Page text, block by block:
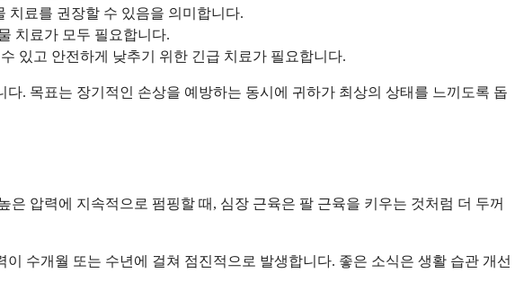
치료를 권장할 수 있음을 의미합니다.
치료가 모두 필요합니다.
있고 안전하게 낮추기 위한 긴급 치료가 필요합니다.
. 목표는 장기적인 손상을 예방하는 동시에 귀하가 최상의 상태를 느끼도록 돕
압력에 지속적으로 펌핑할 때, 심장 근육은 팔 근육을 키우는 것처럼 더 두꺼
수개월 또는 수년에 걸쳐 점진적으로 발생합니다. 좋은 소식은 생활 습관 개선